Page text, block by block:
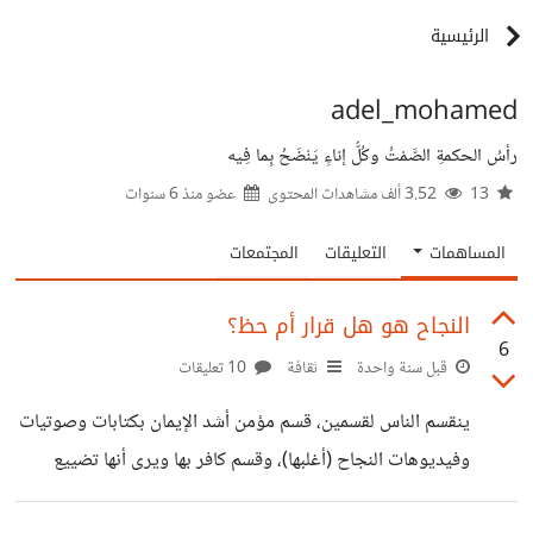
الرئيسية
adel_mohamed
رأسُ الحكمةِ الصَّمْتُ وكُلُّ إناءٍ يَنْضَحُ بِما فِيه
عضو منذ6 سنوات
المساهمات التعليقات المجتمعات
6
النجاح هو هل قرار أم حظ؟
قبل سنة واحدة ثقافة
ينقسم الناس لقسمين، قسم مؤمن أشد الإيمان بكتابات وصوتيات
وفيديوهات النجاح (أغلبها)، وقسم كافر بها ويرى أنها تضييع
للوقت فالنجاح إنما هو حظ وتوفيق من الله وكفى (لا يمكن